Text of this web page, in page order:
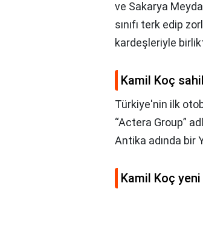
ve Sakarya
sınıfı terk edip
kardeşleriyle
Kamil Koç
Türkiye'nin ilk
“Actera Group”
Antika adında bir
Kamil Koç